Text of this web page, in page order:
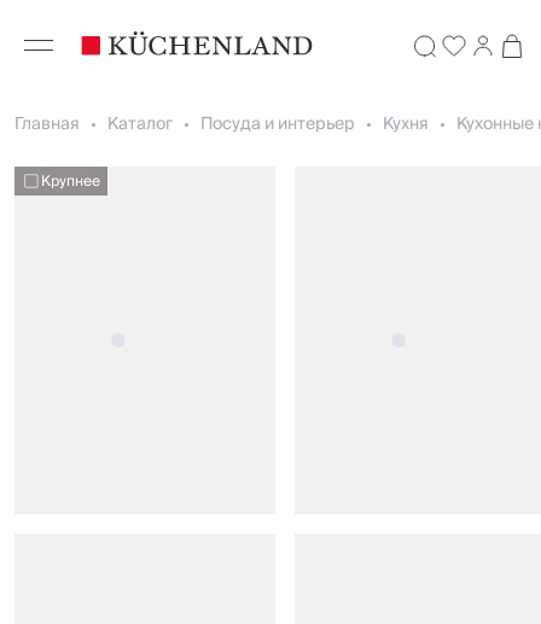
Главная Каталог Посуда и интерьер Кухня Кухонные
Крупнее